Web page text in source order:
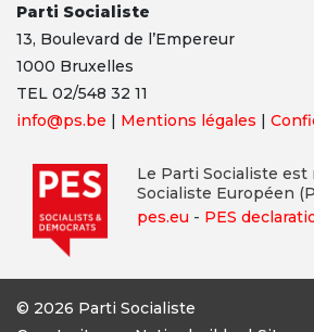
Parti Socialiste
13, Boulevard de l’Empereur
1000 Bruxelles
TEL 02/548 32 11
info@ps.be | Mentions légales |
Le Parti Socialiste
Socialiste Européen
pes.eu - PES
© 2026 Parti Socialiste